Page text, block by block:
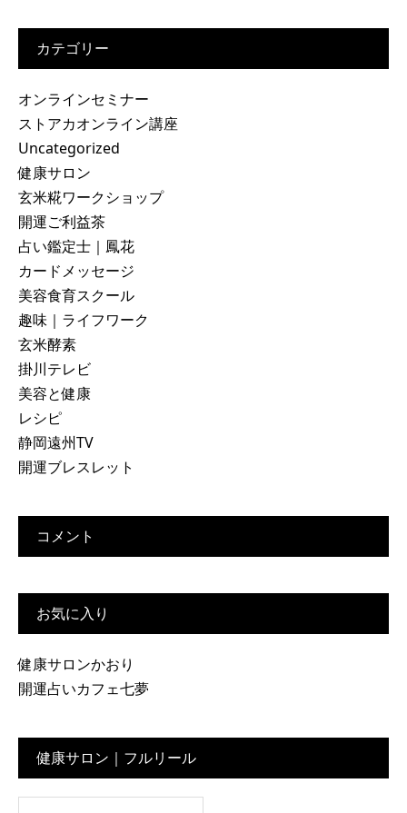
カテゴリー
オンラインセミナー
ストアカオンライン講座
Uncategorized
健康サロン
玄米糀ワークショップ
開運ご利益茶
占い鑑定士｜鳳花
カードメッセージ
美容食育スクール
趣味｜ライフワーク
玄米酵素
掛川テレビ
美容と健康
レシピ
静岡遠州TV
開運ブレスレット
コメント
お気に入り
健康サロンかおり
開運占いカフェ七夢
健康サロン｜フルリール